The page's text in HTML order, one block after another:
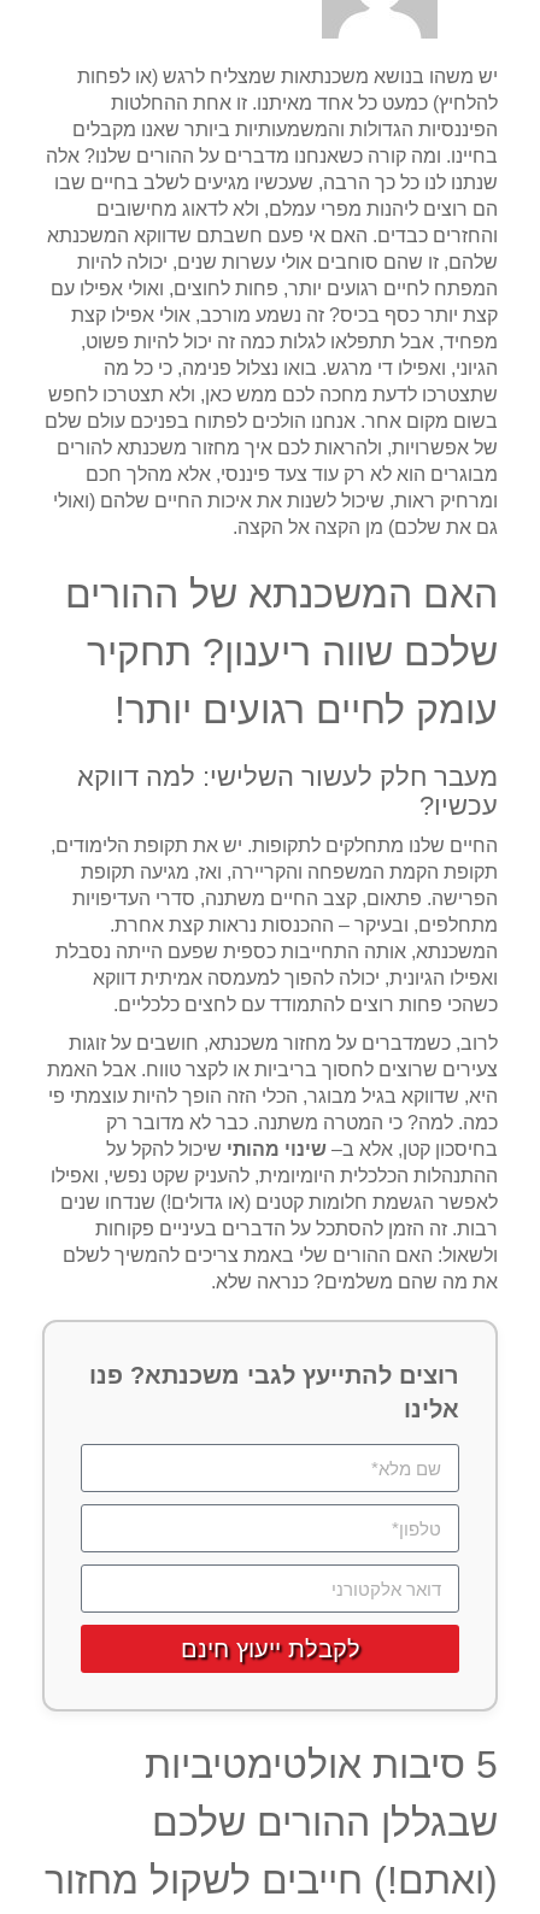
יש משהו בנושא משכנתאות שמצליח לרגש (או לפחות
להלחיץ) כמעט כל אחד מאיתנו. זו אחת ההחלטות
הפיננסיות הגדולות והמשמעותיות ביותר שאנו מקבלים
בחיינו. ומה קורה כשאנחנו מדברים על ההורים שלנו? אלה
שנתנו לנו כל כך הרבה, שעכשיו מגיעים לשלב בחיים שבו
הם רוצים ליהנות מפרי עמלם, ולא לדאוג מחישובים
והחזרים כבדים. האם אי פעם חשבתם שדווקא המשכנתא
שלהם, זו שהם סוחבים אולי עשרות שנים, יכולה להיות
המפתח לחיים רגועים יותר, פחות לחוצים, ואולי אפילו עם
קצת יותר כסף בכיס? זה נשמע מורכב, אולי אפילו קצת
מפחיד, אבל תתפלאו לגלות כמה זה יכול להיות פשוט,
הגיוני, ואפילו די מרגש. בואו נצלול פנימה, כי כל מה
שתצטרכו לדעת מחכה לכם ממש כאן, ולא תצטרכו לחפש
בשום מקום אחר. אנחנו הולכים לפתוח בפניכם עולם שלם
של אפשרויות, ולהראות לכם איך מחזור משכנתא להורים
מבוגרים הוא לא רק עוד צעד פיננסי, אלא מהלך חכם
ומרחיק ראות, שיכול לשנות את איכות החיים שלהם (ואולי
גם את שלכם) מן הקצה אל הקצה.
האם המשכנתא של ההורים
שלכם שווה ריענון? תחקיר
עומק לחיים רגועים יותר!
מעבר חלק לעשור השלישי: למה דווקא
עכשיו?
החיים שלנו מתחלקים לתקופות. יש את תקופת הלימודים,
תקופת הקמת המשפחה והקריירה, ואז, מגיעה תקופת
הפרישה. פתאום, קצב החיים משתנה, סדרי העדיפויות
מתחלפים, ובעיקר – ההכנסות נראות קצת אחרת.
המשכנתא, אותה התחייבות כספית שפעם הייתה נסבלת
ואפילו הגיונית, יכולה להפוך למעמסה אמיתית דווקא
כשהכי פחות רוצים להתמודד עם לחצים כלכליים.
לרוב, כשמדברים על מחזור משכנתא, חושבים על זוגות
צעירים שרוצים לחסוך בריביות או לקצר טווח. אבל האמת
היא, שדווקא בגיל מבוגר, הכלי הזה הופך להיות עוצמתי פי
כמה. למה? כי המטרה משתנה. כבר לא מדובר רק
בחיסכון קטן, אלא ב– שינוי מהותי שיכול להקל על
ההתנהלות הכלכלית היומיומית, להעניק שקט נפשי, ואפילו
לאפשר הגשמת חלומות קטנים (או גדולים!) שנדחו שנים
רבות. זה הזמן להסתכל על הדברים בעיניים פקוחות
ולשאול: האם ההורים שלי באמת צריכים להמשיך לשלם
את מה שהם משלמים? כנראה שלא.
רוצים להתייעץ לגבי משכנתא? פנו
אלינו
לקבלת ייעוץ חינם
5 סיבות אולטימטיביות
שבגללן ההורים שלכם
(ואתם!) חייבים לשקול מחזור